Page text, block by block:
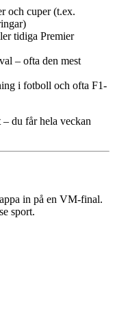
och cuper (t.ex.
tidiga Premier
– ofta den mest
i fotboll och ofta F1-
du får hela veckan
in på en VM-final.
sport.